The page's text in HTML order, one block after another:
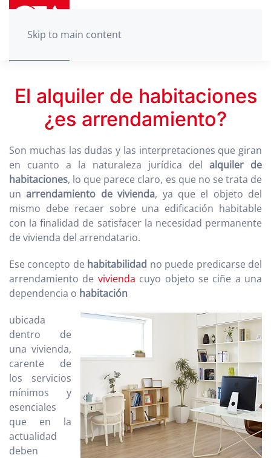
Skip to main content
El alquiler de habitaciones
¿es arrendamiento?
Son muchas las dudas y las interpretaciones que giran
en cuanto a la naturaleza jurídica del alquiler de
habitaciones, lo que parece claro, es que no se trata de
unarrendamiento de vivienda, ya que el objeto del
mismo debe recaer sobre una edificación habitable
con la finalidad de satisfacer la necesidad permanente
de vivienda del arrendatario.
Ese concepto de habitabilidad no puede predicarse del
arrendamiento de vivienda cuyo objeto se ciñe a una
dependencia o habitación
ubicada
dentro de
una vivienda,
carente de
los servicios
mínimos y
esenciales
que en la
actualidad
deben